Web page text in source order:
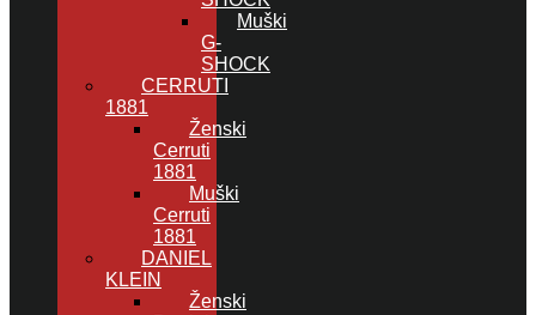
Muški
G-
SHOCK
CERRUTI
1881
Ženski
Cerruti
1881
Muški
Cerruti
1881
DANIEL
KLEIN
Ženski